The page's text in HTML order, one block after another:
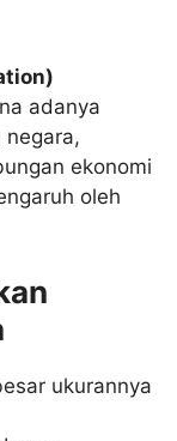
adanya
negara,
ekonomi
oleh
ukurannya